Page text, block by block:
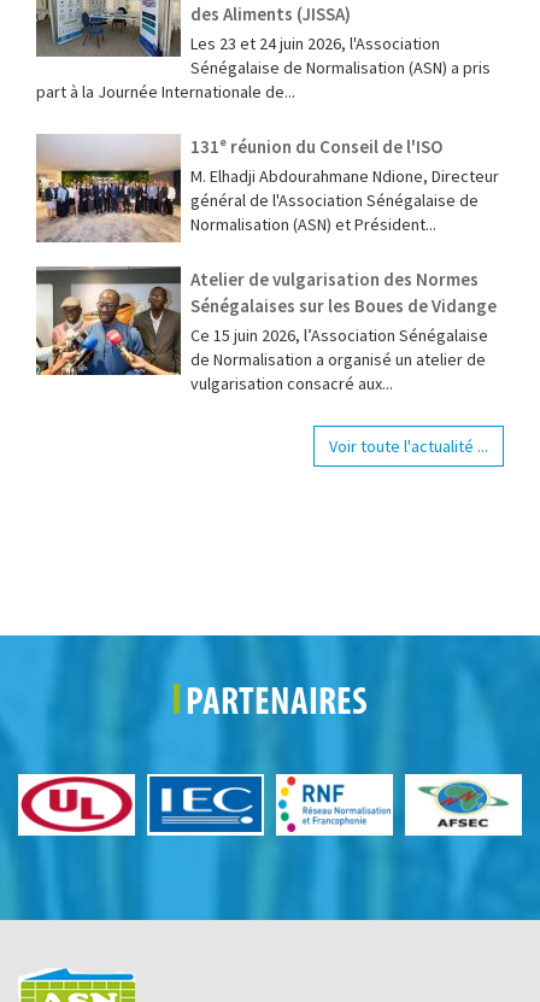
des Aliments (JISSA)
‎Les 23 et 24 juin 2026, l'Association
Sénégalaise de Normalisation (ASN) a pris
part à la Journée Internationale de...
131ᵉ réunion du Conseil de l'ISO
M. Elhadji Abdourahmane Ndione, Directeur
général de l'Association Sénégalaise de
Normalisation (ASN) et Président...
Atelier de vulgarisation des Normes
Sénégalaises sur les Boues de Vidange
Ce 15 juin 2026, l’Association Sénégalaise
de Normalisation a organisé un atelier de
vulgarisation consacré aux...
Voir toute l'actualité ...
PARTENAIRES